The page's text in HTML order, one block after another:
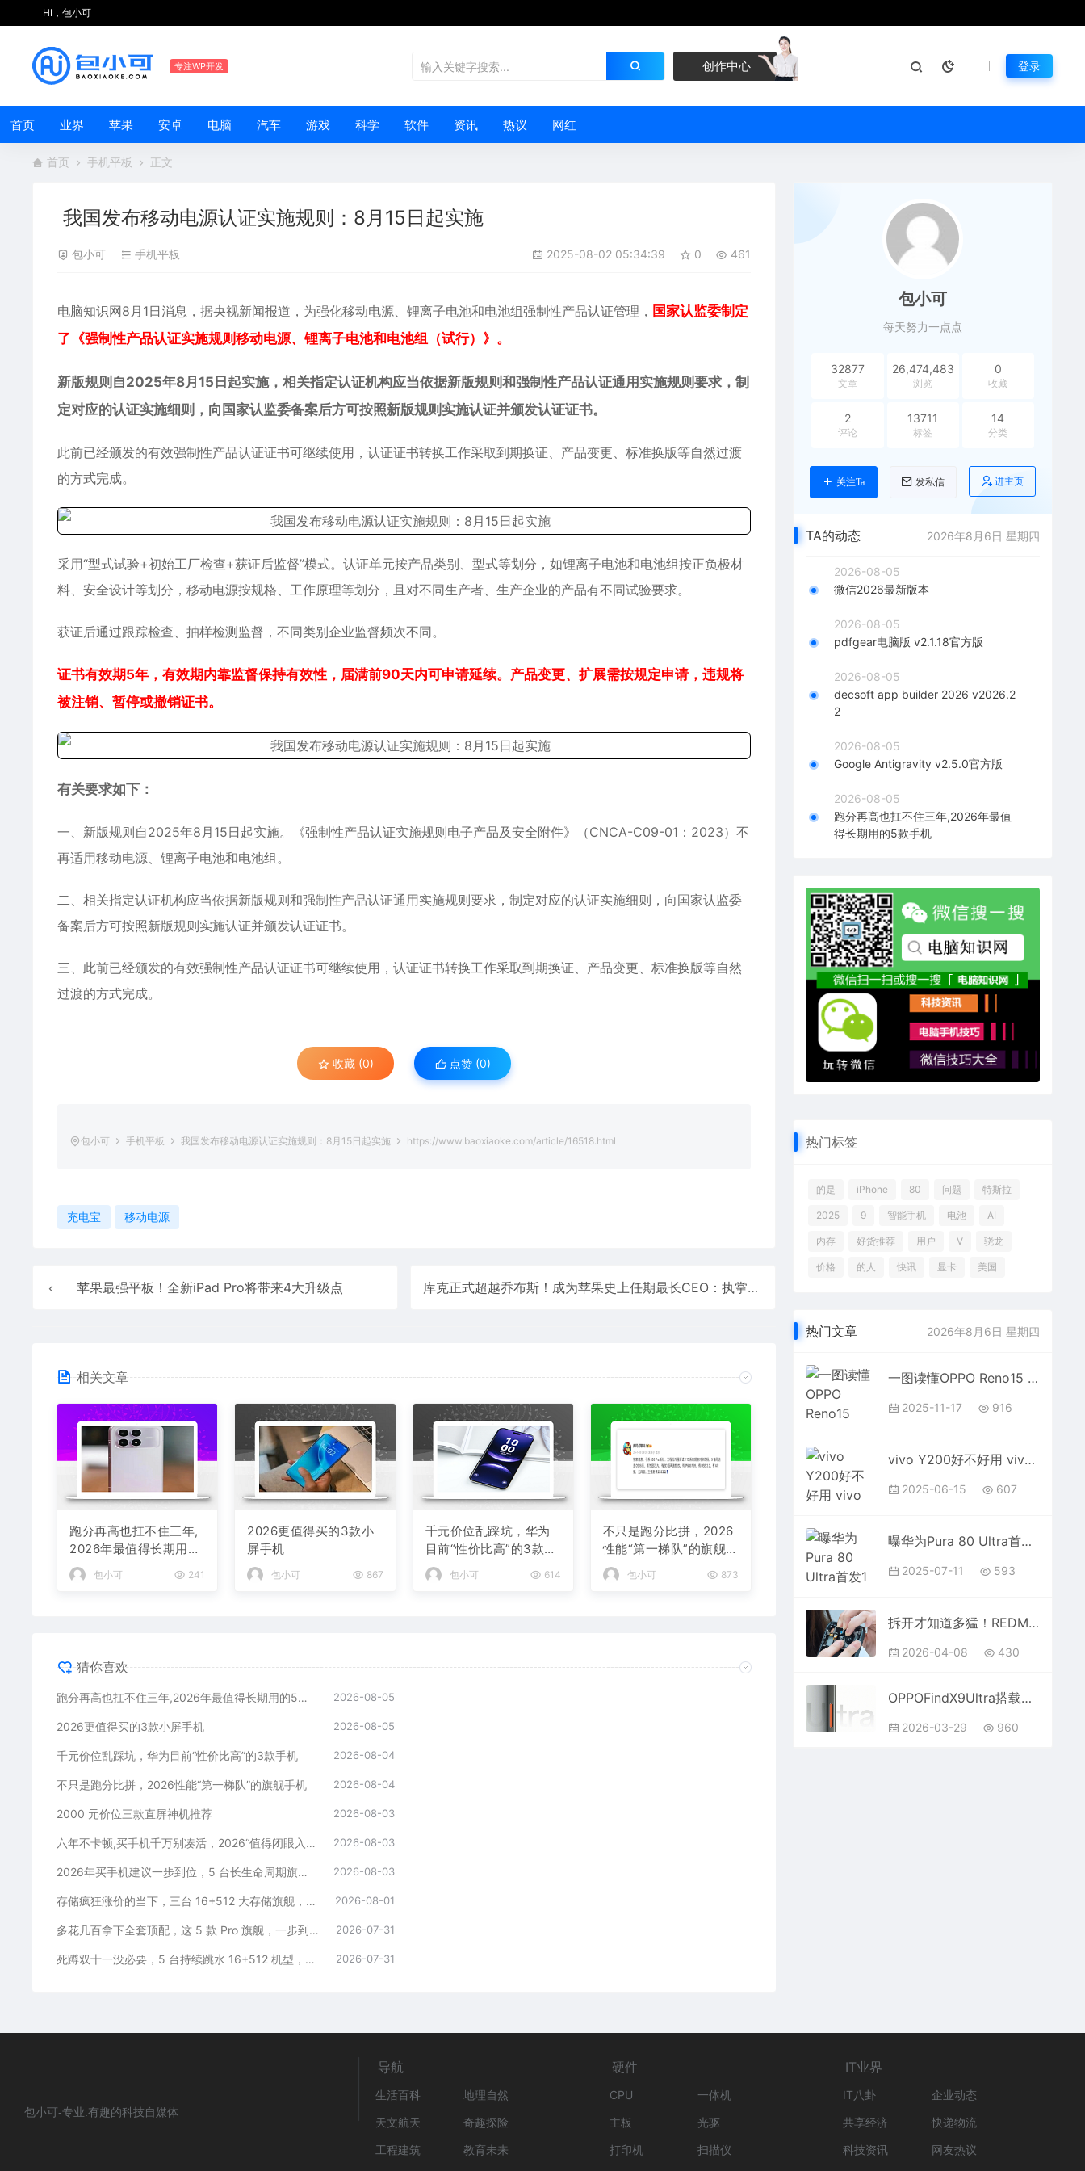
HI，包小可
专注WP开发 创作中心 登录
首页 业界 苹果 安卓 电脑 汽车 游戏 科学 软件 资讯 热议 网红
首页 手机平板 正文
我国发布移动电源认证实施规则：8月15日起实施
包小可 手机平板 2025-08-02 05:34:39 0 461
电脑知识网8月1日消息，据央视新闻报道，为强化移动电源、锂离子电池和电池组强制性产品认证管理， 国家认监委制定
了《强制性产品认证实施规则移动电源、锂离子电池和电池组（试行）》。
新版规则自2025年8月15日起实施，相关指定认证机构应当依据新版规则和强制性产品认证通用实施规则要求，制
定对应的认证实施细则，向国家认监委备案后方可按照新版规则实施认证并颁发认证证书。
此前已经颁发的有效强制性产品认证证书可继续使用，认证证书转换工作采取到期换证、产品变更、标准换版等自然过渡
的方式完成。
采用“型式试验+初始工厂检查+获证后监督”模式。认证单元按产品类别、型式等划分，如锂离子电池和电池组按正负极材
料、安全设计等划分，移动电源按规格、工作原理等划分，且对不同生产者、生产企业的产品有不同试验要求。
获证后通过跟踪检查、抽样检测监督，不同类别企业监督频次不同。
证书有效期5年，有效期内靠监督保持有效性，届满前90天内可申请延续。产品变更、扩展需按规定申请，违规将
被注销、暂停或撤销证书。
有关要求如下：
一、新版规则自2025年8月15日起实施。《强制性产品认证实施规则电子产品及安全附件》（CNCA-C09-01：2023）不
再适用移动电源、锂离子电池和电池组。
二、相关指定认证机构应当依据新版规则和强制性产品认证通用实施规则要求，制定对应的认证实施细则，向国家认监委
备案后方可按照新版规则实施认证并颁发认证证书。
三、此前已经颁发的有效强制性产品认证证书可继续使用，认证证书转换工作采取到期换证、产品变更、标准换版等自然
过渡的方式完成。
收藏 (0) 点赞 (0)
包小可 手机平板 我国发布移动电源认证实施规则：8月15日起实施 https://www.baoxiaoke.com/article/16518.html
充电宝 移动电源
苹果最强平板！全新iPad Pro将带来4大升级点 库克正式超越乔布斯！成为苹果史上任期最长CEO：执掌5091天
相关文章
跑分再高也扛不住三年,
2026年最值得长期用的
5款手机
包小可 241
2026更值得买的3款小
屏手机
包小可 867
千元价位乱踩坑，华为
目前“性价比高”的3款手
机
包小可 614
不只是跑分比拼，2026
性能“第一梯队”的旗舰手
机
包小可 873
猜你喜欢
跑分再高也扛不住三年,2026年最值得长期用的5款手机 2026-08-05
2026更值得买的3款小屏手机 2026-08-05
千元价位乱踩坑，华为目前“性价比高”的3款手机 2026-08-04
不只是跑分比拼，2026性能“第一梯队”的旗舰手机 2026-08-04
2000 元价位三款直屏神机推荐 2026-08-03
六年不卡顿,买手机千万别凑活，2026“值得闭眼入”的3款手机 2026-08-03
2026年买手机建议一步到位，5 台长生命周期旗舰，避开换新内耗 2026-08-03
存储疯狂涨价的当下，三台 16+512 大存储旗舰，一步告别清内存内耗 2026-08-01
多花几百拿下全套顶配，这 5 款 Pro 旗舰，一步到位用好多年 2026-07-31
死蹲双十一没必要，5 台持续跳水 16+512 机型，一步稳用五年 2026-07-31
包小可
每天努力一点点
32877
文章
26,474,483
浏览
0
收藏
2
评论
13711
标签
14
分类
关注Ta 发私信 进主页
TA的动态 2026年8月6日 星期四
2026-08-05
微信2026最新版本
2026-08-05
pdfgear电脑版 v2.1.18官方版
2026-08-05
decsoft app builder 2026 v2026.2
2
2026-08-05
Google Antigravity v2.5.0官方版
2026-08-05
跑分再高也扛不住三年,2026年最值
得长期用的5款手机
热门标签
的是 iPhone 80 问题 特斯拉
2025 9 智能手机 电池 AI
内存 好货推荐 用户 V 骁龙
价格 的人 快讯 显卡 美国
热门文章 2026年8月6日 星期四
一图读懂OPPO Reno15 Pro：OPPO最强直播神器 3699元起
2025-11-17 916
vivo Y200好不好用 vivo Y200手机全方位测评
2025-06-15 607
曝华为Pura 80 Ultra首发1英寸主摄：国产自研
2025-07-11 593
拆开才知道多猛！REDMIK90Max内部揭秘：风扇尺寸行业最大罕见金属轴承
2026-04-08 430
OPPOFindX9Ultra搭载最强3倍长焦：1/1.28英寸2亿像素！切6倍比原生还强
2026-03-29 960
包小可-专业.有趣的科技自媒体
导航
生活百科
地理自然
天文航天
奇趣探险
工程建筑
教育未来
硬件
CPU
一体机
主板
光驱
打印机
扫描仪
IT业界
IT八卦
企业动态
共享经济
快递物流
科技资讯
网友热议